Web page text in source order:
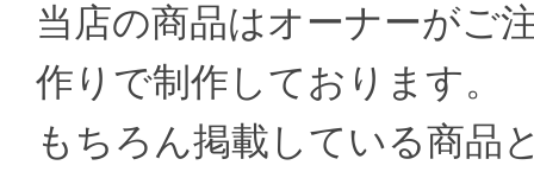
当店の商品はオーナーがご
作りで制作しております。
もちろん掲載している商品